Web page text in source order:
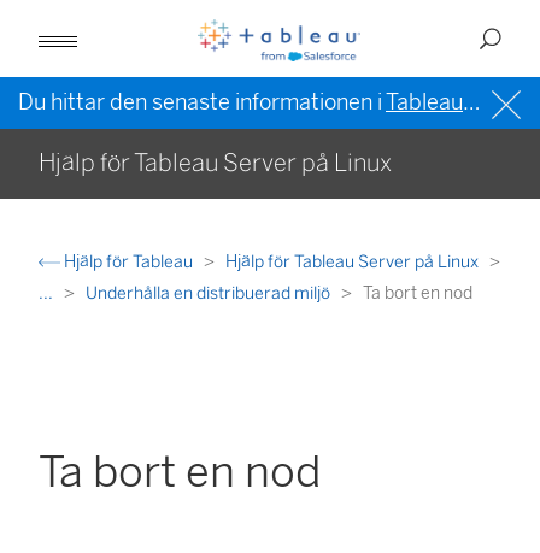
Du hittar den senaste informationen iTableau-hjälpen på engelska (USA)
Hjälp för Tableau Server på Linux
Hjälp för Tableau
Hjälp för Tableau Server på Linux
...
Underhålla en distribuerad miljö Ta bort en nod
Ta bort en nod